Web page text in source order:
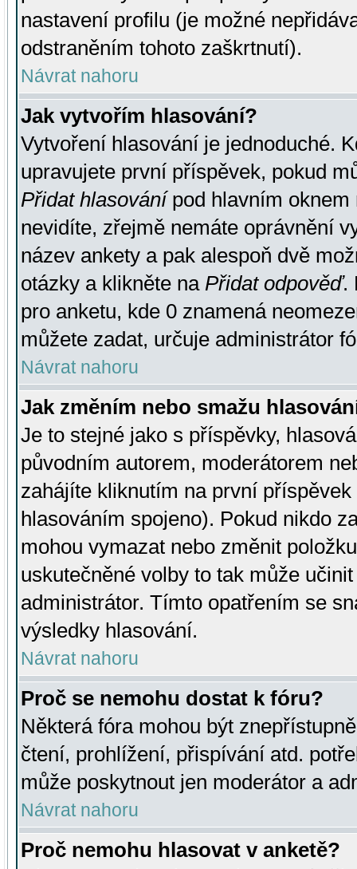
nastavení profilu (je možné
odstraněním tohoto zaškrtnutí).
Návrat nahoru
Jak vytvořím hlasování?
Vytvoření hlasování je jednoduché.
upravujete první příspěvek, pokud
Přidat hlasovánípod hlavním oknem
nevidíte, zřejmě nemáte oprávnění
název ankety a pak alespoň dvě
otázky a klikněte na Přidat odpověď.
pro anketu, kde 0 znamená
můžete zadat, určuje administrátor
Návrat nahoru
Jak změním nebo smažu
Je to stejné jako s příspěvky,
původním autorem, moderátorem
zahájíte kliknutím na první
hlasováním spojeno). Pokud nikdo
mohou vymazat nebo změnit
uskutečněné volby to tak může
administrátor. Tímto opatřením se
výsledky hlasování.
Návrat nahoru
Proč se nemohu dostat k fóru?
Některá fóra mohou být
čtení, prohlížení, přispívání atd.
může poskytnout jen moderátor a
Návrat nahoru
Proč nemohu hlasovat v anketě?